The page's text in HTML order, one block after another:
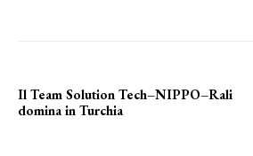
Il Team Solution Tech–NIPPO–Rali
domina in Turchia